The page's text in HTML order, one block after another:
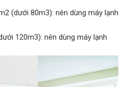
(dưới 80m3): nên dùng máy lạnh
120m3): nên dùng máy lạnh